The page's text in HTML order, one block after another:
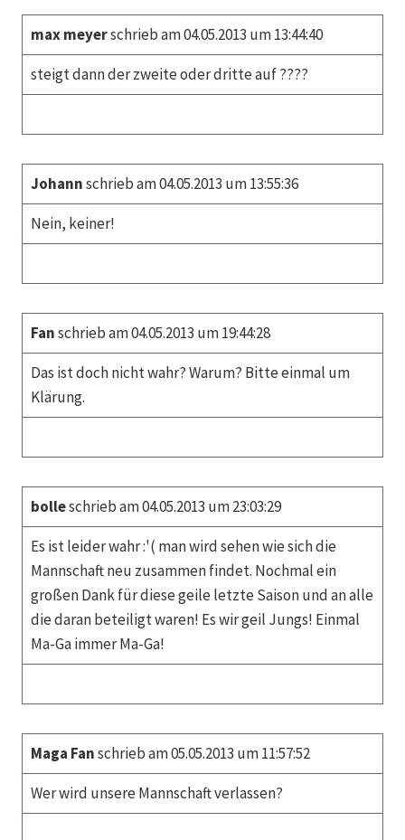
max meyerschrieb am 04.05.2013 um 13:44:40
steigt dann der zweite oder dritte auf ????
Johannschrieb am 04.05.2013 um 13:55:36
Nein, keiner!
Fanschrieb am 04.05.2013 um 19:44:28
Das ist doch nicht wahr? Warum? Bitte einmal um
Klärung.
bolleschrieb am 04.05.2013 um 23:03:29
Es ist leider wahr :'( man wird sehen wie sich die
Mannschaft neu zusammen findet. Nochmal ein
großen Dank für diese geile letzte Saison und an alle
die daran beteiligt waren! Es wir geil Jungs! Einmal
Ma-Ga immer Ma-Ga!
Maga Fanschrieb am 05.05.2013 um 11:57:52
Wer wird unsere Mannschaft verlassen?